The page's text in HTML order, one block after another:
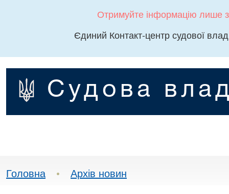
Отримуйте інформацію лише
Єдиний Контакт-центр судової
Судова
Головна • Архів новин